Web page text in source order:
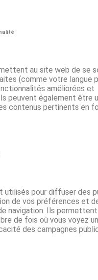
au site web de se
(comme votre langue
améliorées et
peuvent également être
contenus pertinents en
utilisés pour diffuser des
de vos préférences et
navigation. Ils
de fois où vous voyez
des campagnes